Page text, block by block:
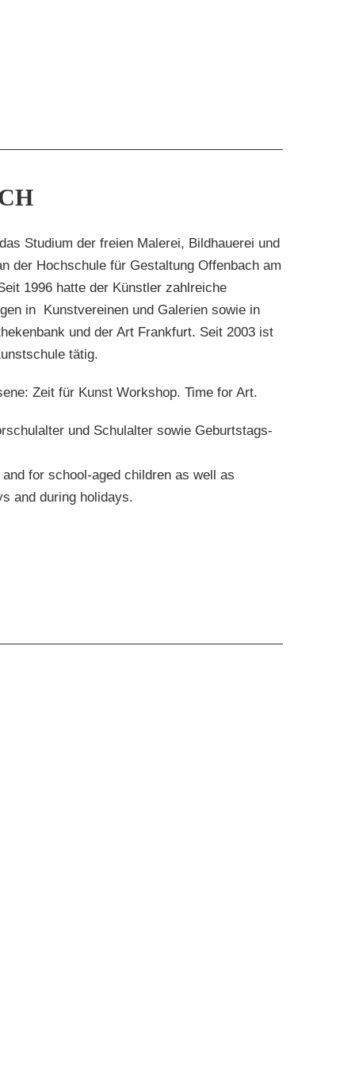
Studium der freien Malerei, Bildhauerei und
der Hochschule für Gestaltung Offenbach am
1996 hatte der Künstler zahlreiche
in Kunstvereinen und Galerien sowie in
und der Art Frankfurt. Seit 2003 ist
tätig.
Zeit für Kunst Workshop. Time for Art.
und Schulalter sowie Geburtstags-
for school-aged children as well as
and during holidays.